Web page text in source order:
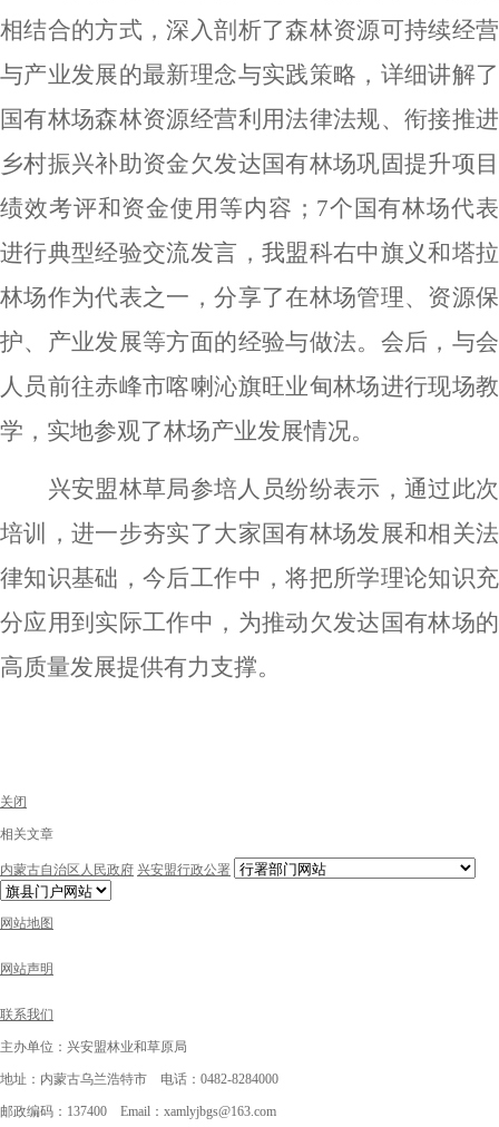
相结合的方式，深入剖析了森林资源可持续经营
与产业发展的最新理念与实践策略，详细讲解了
国有林场森林资源经营利用法律法规、衔接推进
乡村振兴补助资金欠发达国有林场巩固提升项目
绩效考评和资金使用等内容； 7个国有林场代表
进行典型经验交流发言，我盟科右中旗义和塔拉
林场作为代表之一，分享了在林场管理、资源保
护、产业发展等方面的经验与做法。会后，与会
人员前往赤峰市喀喇沁旗旺业甸林场进行现场教
学，实地参观了林场产业发展情况。
兴安盟林草局参培人员纷纷表示，通过此次
培训，进一步夯实了大家国有林场发展和相关法
律知识基础，今后工作中，将把所学理论知识充
分应用到实际工作中，为推动欠发达国有林场的
高质量发展提供有力支撑。
关闭
相关文章
内蒙古自治区人民政府 兴安盟行政公署
网站地图
网站声明
联系我们
主办单位：兴安盟林业和草原局
地址：内蒙古乌兰浩特市 电话：0482-8284000
邮政编码：137400 Email：xamlyjbgs@163.com